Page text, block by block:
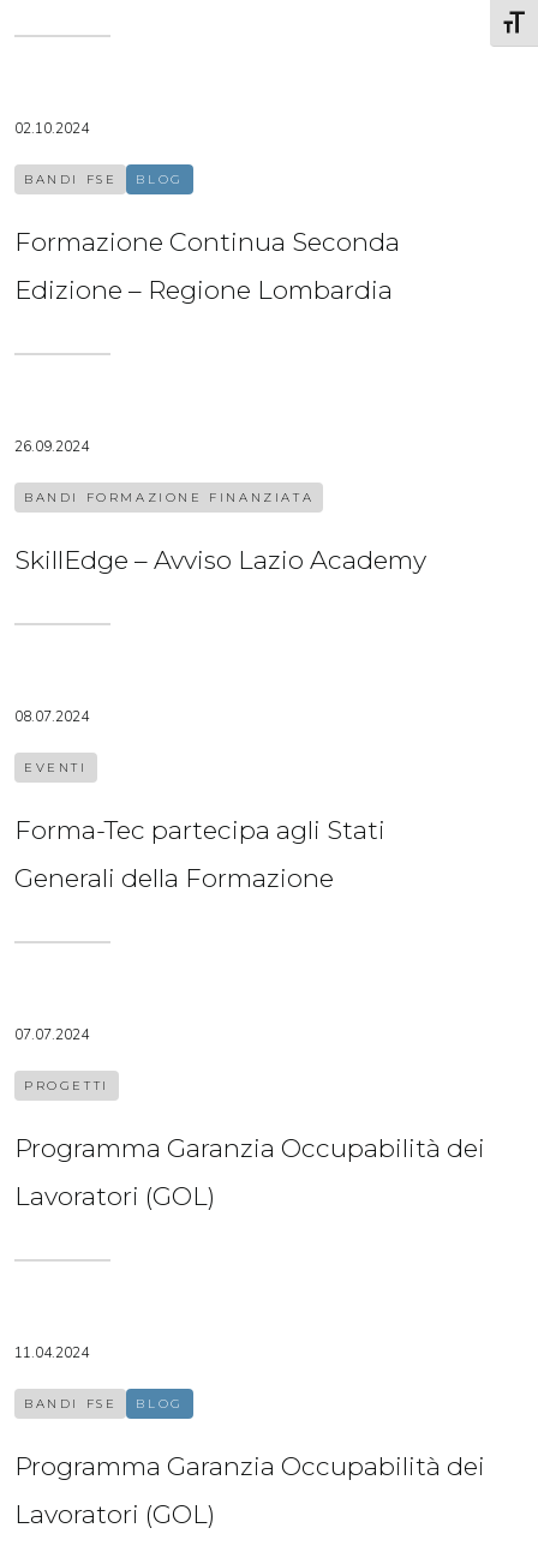
02.10.2024
BANDI FSE BLOG
Formazione Continua Seconda
Edizione – Regione Lombardia
26.09.2024
BANDI FORMAZIONE FINANZIATA
SkillEdge – Avviso Lazio Academy
08.07.2024
EVENTI
Forma-Tec partecipa agli Stati
Generali della Formazione
07.07.2024
PROGETTI
Programma Garanzia Occupabilità dei
Lavoratori (GOL)
11.04.2024
BANDI FSE BLOG
Programma Garanzia Occupabilità dei
Lavoratori (GOL)